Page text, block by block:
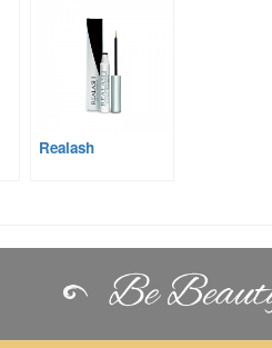
Realash